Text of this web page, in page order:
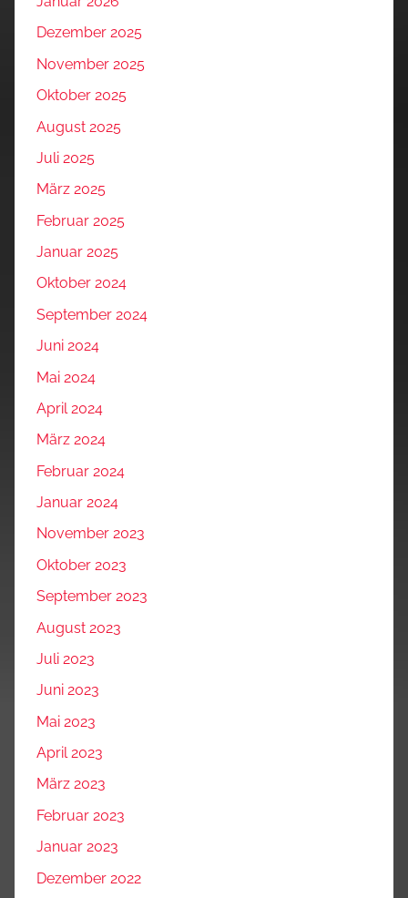
Dezember 2025
November 2025
Oktober 2025
August 2025
Juli 2025
März 2025
Februar 2025
Januar 2025
Oktober 2024
September 2024
Juni 2024
Mai 2024
April 2024
März 2024
Februar 2024
Januar 2024
November 2023
Oktober 2023
September 2023
August 2023
Juli 2023
Juni 2023
Mai 2023
April 2023
März 2023
Februar 2023
Januar 2023
Dezember 2022